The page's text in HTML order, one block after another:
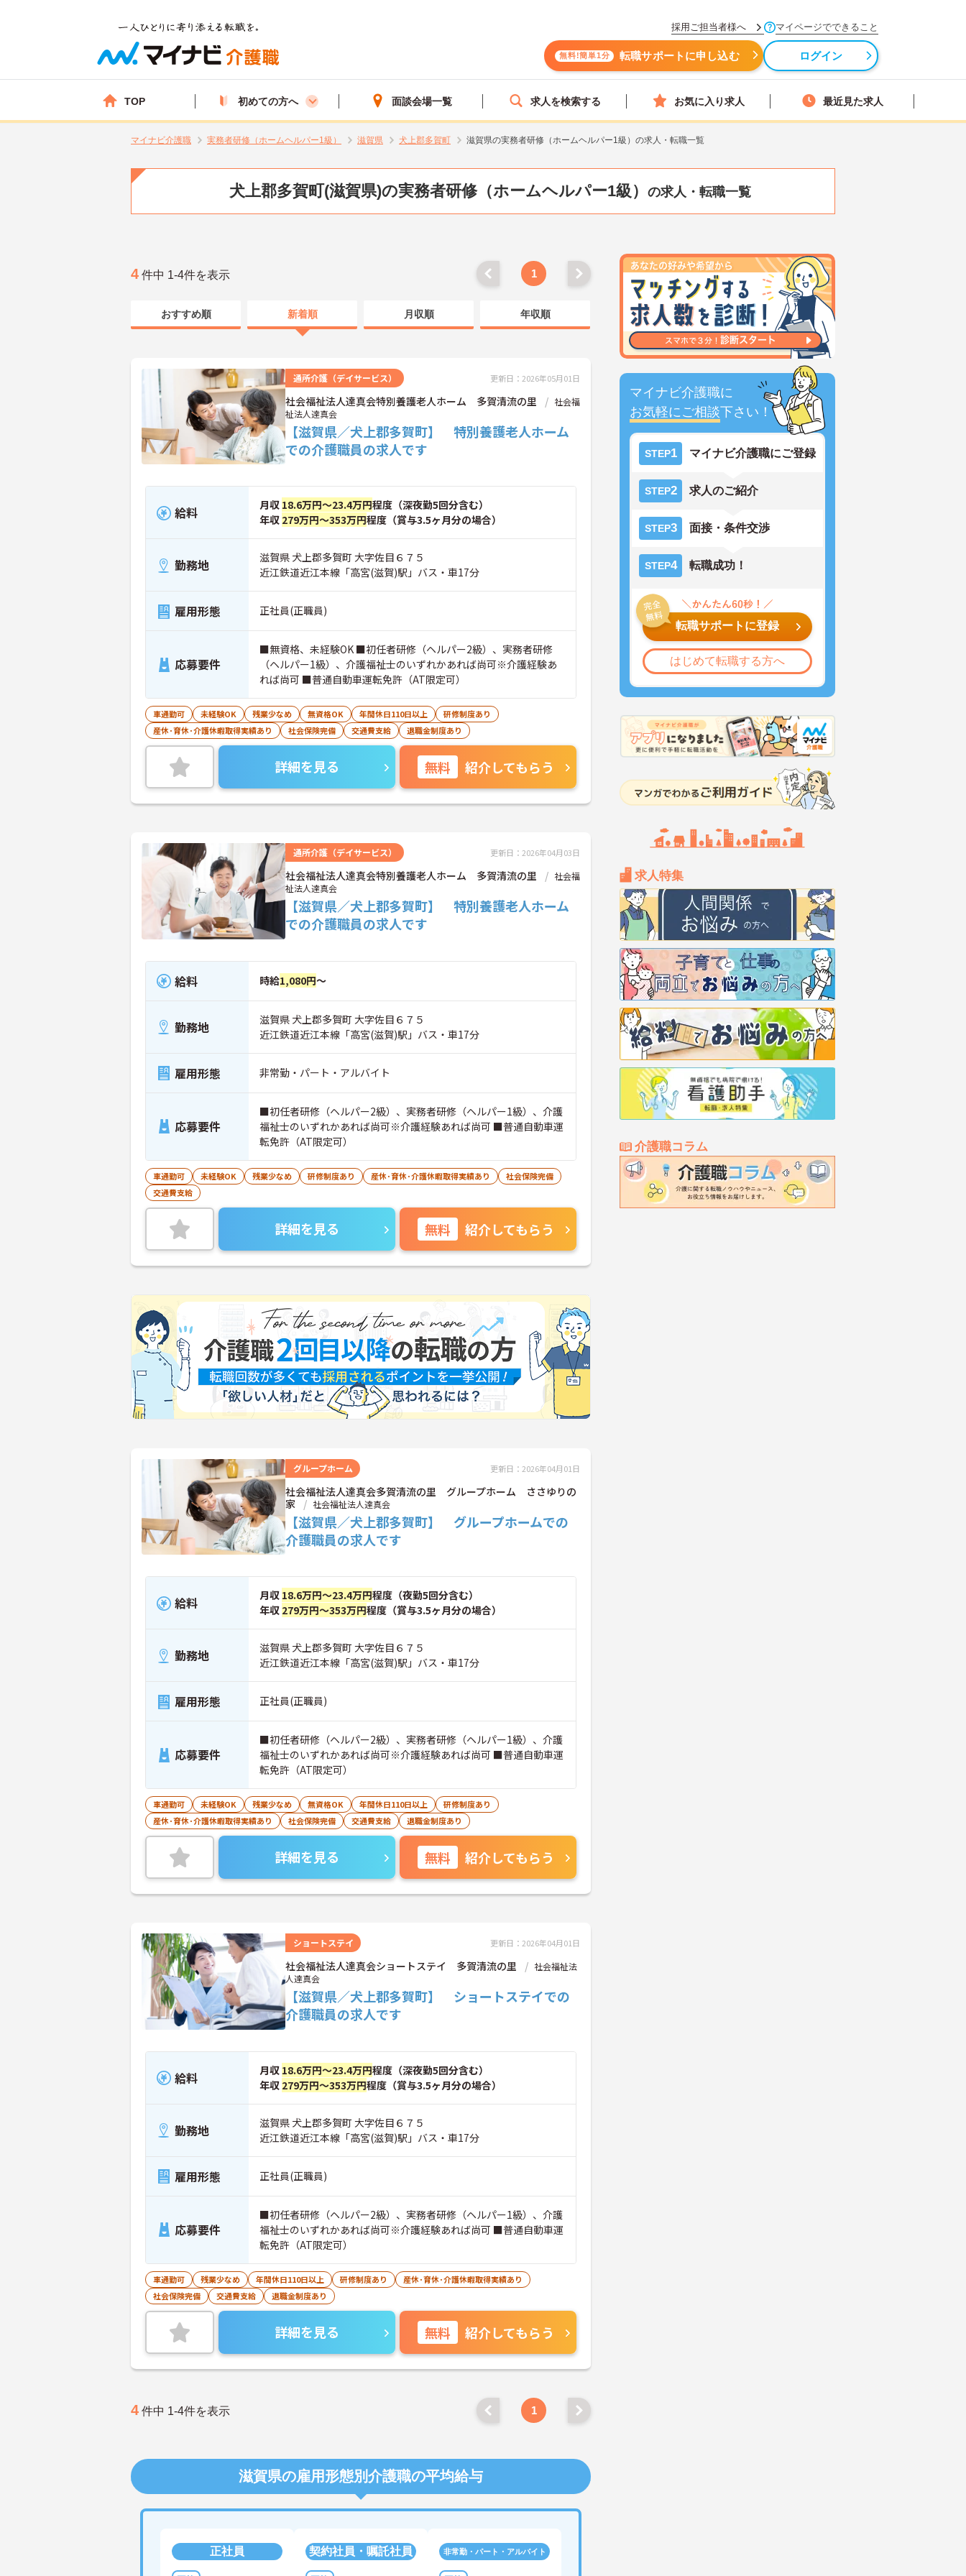
採用ご担当者様へ マイページでできること
無料!簡単1分 転職サポートに申し込む ログイン
TOP 初めての方へ 面談会場一覧 求人を検索する お気に入り求人 最近見た求人
マイナビ介護職 実務者研修（ホームヘルパー1級） 滋賀県 犬上郡多賀町 滋賀県の実務者研修（ホームヘルパー1級）の求人・転職一覧
犬上郡多賀町(滋賀県)の実務者研修（ホームヘルパー1級） の求人・転職一覧
マイナビ介護職に
お気軽にご相談下さい！
STEP1 マイナビ介護職にご登録
STEP2 求人のご紹介
STEP3 面接・条件交渉
STEP4 転職成功！
転職サポートに登録
はじめて転職する方へ
求人特集
介護職コラム
4 件中 1-4件を表示 1
おすすめ順 新着順 月収順 年収順
通所介護（デイサービス） 更新日：2026年05月01日
社会福祉法人達真会特別養護老人ホーム 多賀清流の里
社会福
祉法人達真会
【滋賀県／犬上郡多賀町】 特別養護老人ホーム
での介護職員の求人です
給料 月収 18.6万円～23.4万円程度（深夜勤5回分含む）
年収 279万円～353万円程度（賞与3.5ヶ月分の場合）
勤務地
滋賀県 犬上郡多賀町 大字佐目６７５
近江鉄道近江本線「高宮(滋賀)駅」バス・車17分
雇用形態 正社員(正職員)
応募要件
■無資格、未経験OK ■初任者研修（ヘルパー2級）、実務者研修
（ヘルパー1級）、介護福祉士のいずれかあれば尚可※介護経験あ
れば尚可 ■普通自動車運転免許（AT限定可）
車通勤可 未経験OK 残業少なめ 無資格OK 年間休日110日以上
研修制度あり
産休･育休･介護休暇取得実績あり
社会保険完備 交通費支給 退職金制度あり
詳細を見る 無料 紹介してもらう
通所介護（デイサービス） 更新日：2026年04月03日
社会福祉法人達真会特別養護老人ホーム 多賀清流の里
社会福
祉法人達真会
【滋賀県／犬上郡多賀町】 特別養護老人ホーム
での介護職員の求人です
給料 時給1,080円～
勤務地
滋賀県 犬上郡多賀町 大字佐目６７５
近江鉄道近江本線「高宮(滋賀)駅」バス・車17分
雇用形態 非常勤・パート・アルバイト
応募要件
■初任者研修（ヘルパー2級）、実務者研修（ヘルパー1級）、介護
福祉士のいずれかあれば尚可※介護経験あれば尚可 ■普通自動車運
転免許（AT限定可）
車通勤可 未経験OK 残業少なめ 研修制度あり 産休･育休･介護休暇取得実績あり
社会保険完備
交通費支給
詳細を見る 無料 紹介してもらう
グループホーム 更新日：2026年04月01日
社会福祉法人達真会多賀清流の里 グループホーム ささゆりの
家
社会福祉法人達真会
【滋賀県／犬上郡多賀町】 グループホームでの
介護職員の求人です
給料 月収 18.6万円～23.4万円程度（夜勤5回分含む）
年収 279万円～353万円程度（賞与3.5ヶ月分の場合）
勤務地
滋賀県 犬上郡多賀町 大字佐目６７５
近江鉄道近江本線「高宮(滋賀)駅」バス・車17分
雇用形態 正社員(正職員)
応募要件
■初任者研修（ヘルパー2級）、実務者研修（ヘルパー1級）、介護
福祉士のいずれかあれば尚可※介護経験あれば尚可 ■普通自動車運
転免許（AT限定可）
車通勤可 未経験OK 残業少なめ 無資格OK 年間休日110日以上
研修制度あり
産休･育休･介護休暇取得実績あり
社会保険完備 交通費支給 退職金制度あり
詳細を見る 無料 紹介してもらう
ショートステイ 更新日：2026年04月01日
社会福祉法人達真会ショートステイ 多賀清流の里
社会福祉法
人達真会
【滋賀県／犬上郡多賀町】 ショートステイでの
介護職員の求人です
給料 月収 18.6万円～23.4万円程度（深夜勤5回分含む）
年収 279万円～353万円程度（賞与3.5ヶ月分の場合）
勤務地
滋賀県 犬上郡多賀町 大字佐目６７５
近江鉄道近江本線「高宮(滋賀)駅」バス・車17分
雇用形態 正社員(正職員)
応募要件
■初任者研修（ヘルパー2級）、実務者研修（ヘルパー1級）、介護
福祉士のいずれかあれば尚可※介護経験あれば尚可 ■普通自動車運
転免許（AT限定可）
車通勤可 残業少なめ 年間休日110日以上 研修制度あり
産休･育休･介護休暇取得実績あり
社会保険完備
交通費支給 退職金制度あり
詳細を見る 無料 紹介してもらう
4 件中 1-4件を表示 1
滋賀県の雇用形態別介護職の平均給与
正社員 契約社員・嘱託社員 非常勤・パート・アルバイト